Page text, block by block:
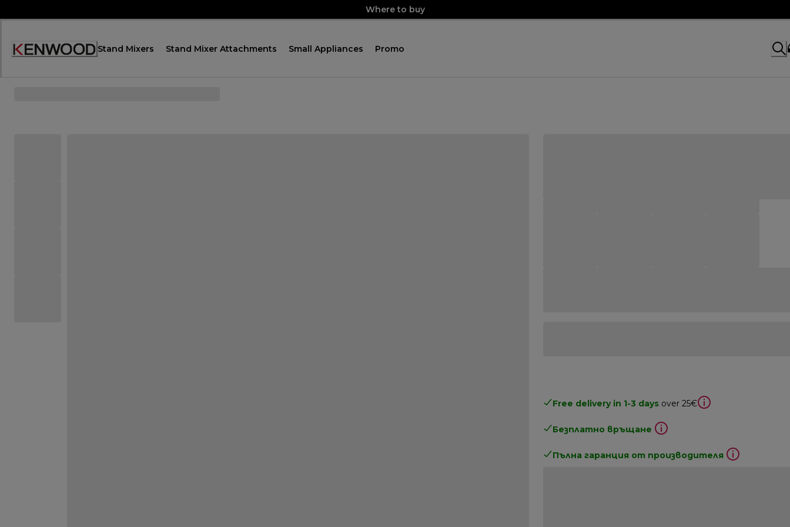
to
Where to buy
Декларация
Stand Mixers Stand Mixer Attachments Small Appliances Promo
Free delivery in 1-3 days over 25€
Безплатно връщане
Пълна гаранция от производителя